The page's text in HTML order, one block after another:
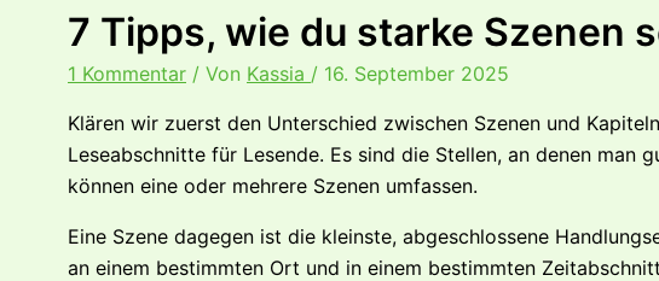
7 Tipps, wie du starke Szenen
1 Kommentar / Von Kassia / 16. September 2025
Klären wir zuerst den Unterschied zwischen Szenen und
Leseabschnitte für Lesende. Es sind die Stellen, an denen man
können eine oder mehrere Szenen umfassen.
Eine Szene dagegen ist die kleinste, abgeschlossene
an einem bestimmten Ort und in einem bestimmten